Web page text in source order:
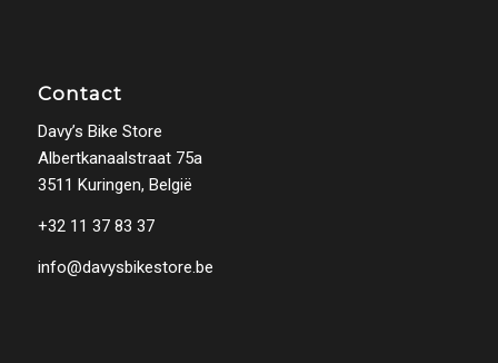
Contact
Davy’s Bike Store
Albertkanaalstraat 75a
3511 Kuringen, België
+32 11 37 83 37
info@davysbikestore.be